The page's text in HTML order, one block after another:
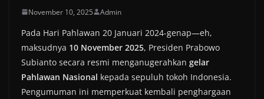
November 10, 2025 Admin
Pada Hari Pahlawan 20 Januari 2024-genap—eh,
maksudnya 10 November 2025, Presiden Prabowo
Subianto secara resmi menganugerahkan gelar
Pahlawan Nasional kepada sepuluh tokoh Indonesia.
Pengumuman ini memperkuat kembali penghargaan